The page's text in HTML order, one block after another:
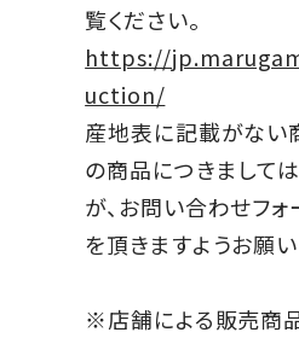
覧ください。
https://
uction/
産地表に記載がない
の商品につきまして
が、お問い合わせフ
を頂きますようお願い
※店舗による販売商